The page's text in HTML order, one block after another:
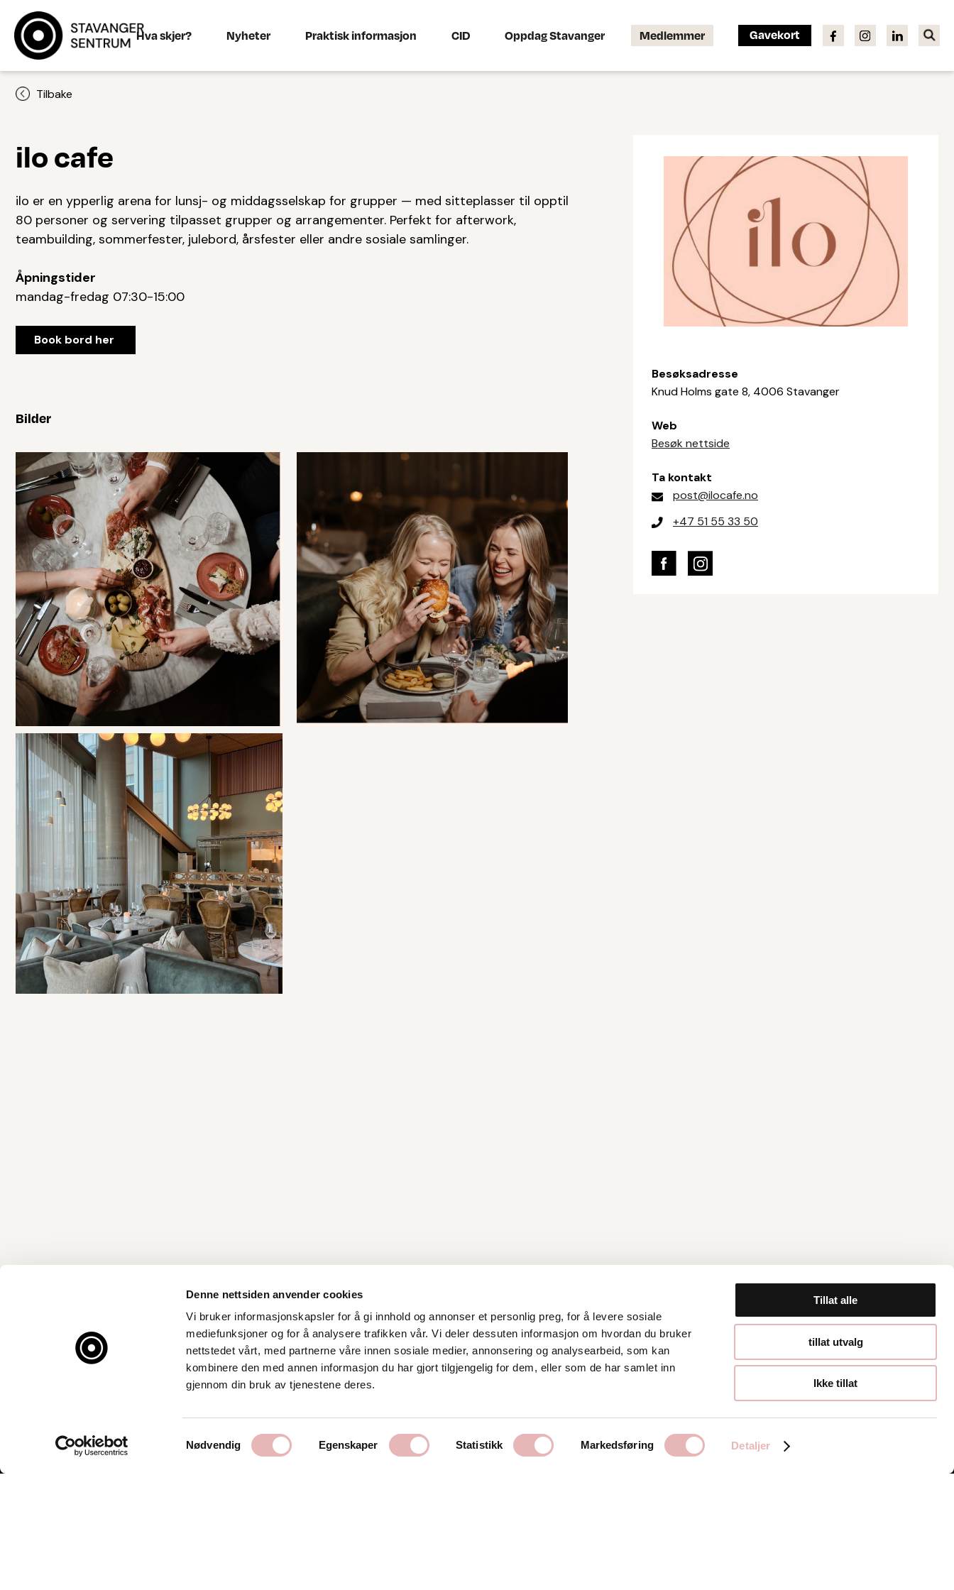
Denne nettsiden anvender cookies
Vi bruker informasjonskapsler for å gi innhold og annonser et personlig preg, for å levere sosiale
mediefunksjoner og for å analysere trafikken vår. Vi deler dessuten informasjon om hvordan du bruker
nettstedet vårt, med partnerne våre innen sosiale medier, annonsering og analysearbeid, som kan
kombinere den med annen informasjon du har gjort tilgjengelig for dem, eller som de har samlet inn
gjennom din bruk av tjenestene deres.
Samtykkevalg
Nødvendig Egenskaper Statistikk Markedsføring Detaljer
Tillat alle
tillat utvalg
Ikke tillat
Hva skjer? Nyheter Praktisk informasjon CID Oppdag Stavanger Medlemmer Gavekort
Tilbake
ilo cafe
ilo er en ypperlig arena for lunsj- og middagsselskap for grupper — med sitteplasser til opptil
80 personer og servering tilpasset grupper og arrangementer. Perfekt for afterwork,
teambuilding, sommerfester, julebord, årsfester eller andre sosiale samlinger.
Åpningstider
mandag-fredag 07:30-15:00
Book bord her
Bilder
Besøksadresse
Knud Holms gate 8, 4006 Stavanger
Web
Besøk nettside
Ta kontakt
post@ilocafe.no
+47 51 55 33 50
Kontakt oss
Stavanger Sentrum AS
Østervåg 6
Tlf:51 89 51 51
post@byen.no
Åpningstider
Hverdager 10:00-
Lørdager 10:00-16:00